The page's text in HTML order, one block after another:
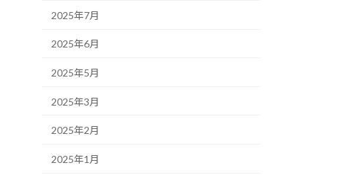
2025年7月
2025年6月
2025年5月
2025年3月
2025年2月
2025年1月